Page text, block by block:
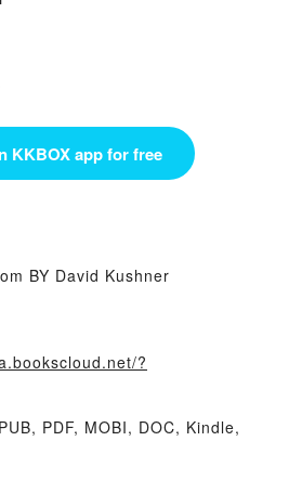
KKBOX app for free
BY David Kushner
?
PDF, MOBI, DOC, Kindle,